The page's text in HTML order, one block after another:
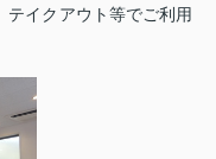
テイクアウト等でご利用